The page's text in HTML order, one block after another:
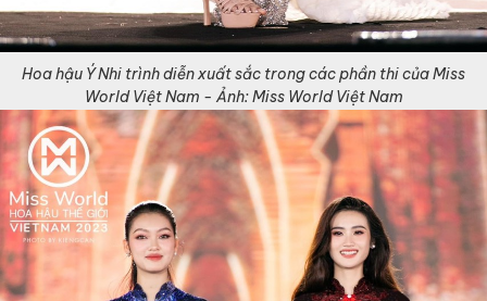
Hoa hậu Ý Nhi trình diễn xuất sắc trong các phần thi của Miss
World Việt Nam - Ảnh: Miss World Việt Nam